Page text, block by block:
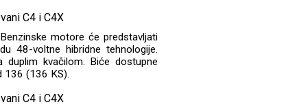
motore će predstavljati
48-voltne hibridne tehnologije.
kvačilom. Biće dostupne
136 (136 KS).